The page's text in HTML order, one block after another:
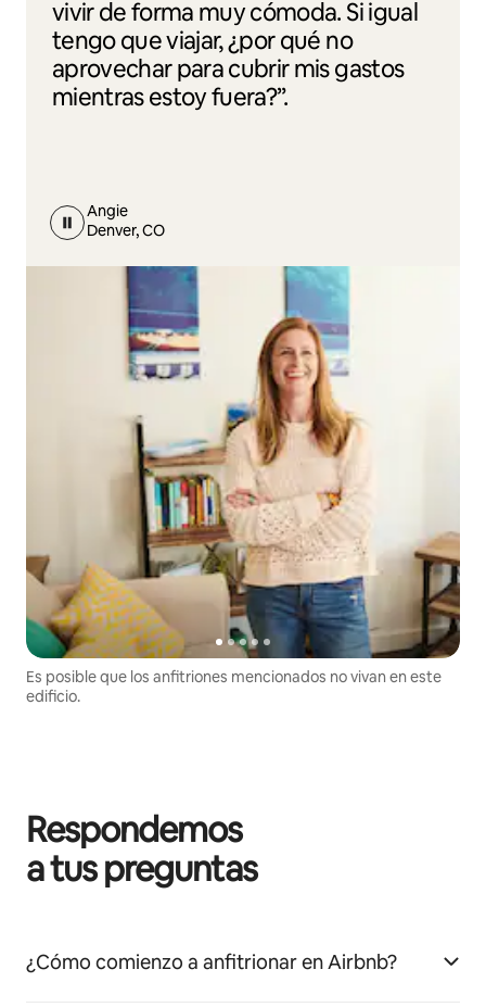
vivir de forma muy cómoda. Si igual
tengo que viajar, ¿por qué no
aprovechar para cubrir mis gastos
mientras estoy fuera?”.
Angie
Denver, CO
Es posible que los anfitriones mencionados no vivan en este
edificio.
Respondemos
a tus preguntas
¿Cómo comienzo a anfitrionar en Airbnb?